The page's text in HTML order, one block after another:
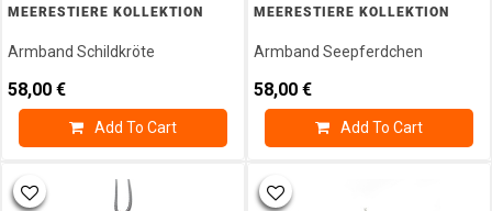
MEERESTIERE KOLLEKTION
Armband Schildkröte
58,00 €
Add To Cart
MEERESTIERE KOLLEKTION
Armband Seepferdchen
58,00 €
Add To Cart